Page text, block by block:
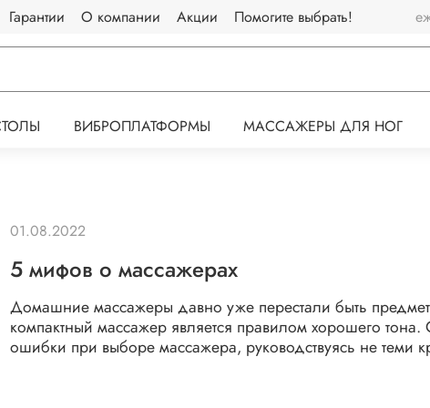
Гарантии О компании Акции Помогите выбрать!
ВИБРОПЛАТФОРМЫ МАССАЖЕРЫ ДЛЯ НОГ
5 мифов о массажерах
Домашние массажеры давно уже перестали быть
компактный массажер является правилом хорошего
ошибки при выборе массажера, руководствуясь не теми
01.08.2022